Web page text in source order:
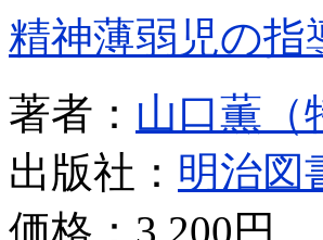
精神薄弱児の
著者： 山口薫（
出版社： 明治図
価格： 3,200円